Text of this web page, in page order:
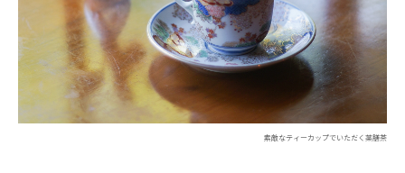
素敵なティーカップでいただく薬膳茶